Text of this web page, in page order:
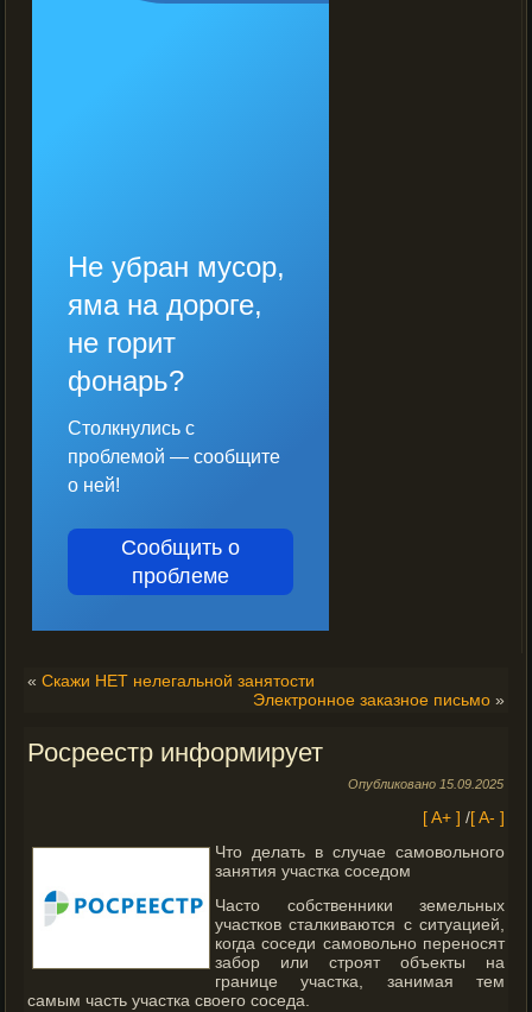
Не убран мусор,
яма на дороге,
не горит
фонарь?
Столкнулись с
проблемой — сообщите
о ней!
Сообщить о
проблеме
«Скажи НЕТ нелегальной занятости
Электронное заказное письмо»
Росреестр информирует
Опубликовано 15.09.2025
[ A+ ] /[ A- ]
Что делать в случае самовольного
занятия участка соседом
Часто собственники земельных
участков сталкиваются с ситуацией,
когда соседи самовольно переносят
забор или строят объекты на
границе участка, занимая тем
самым часть участка своего соседа.